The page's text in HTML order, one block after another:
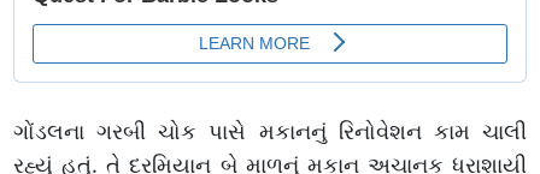
ગોંડલના ગરબી ચોક પાસે મકાનનું રિનોવેશન કામ ચાલી
રહ્યું હતું. તે દરમિયાન બે માળનું મકાન અચાનક ધરાશાયી